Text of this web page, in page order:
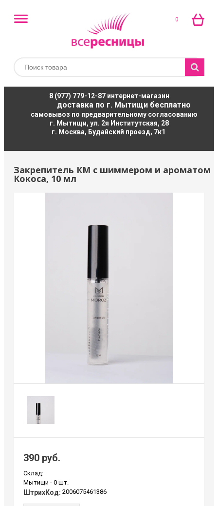
0
8 (977) 779-12-87интернет-магазин
доставка по г. Мытищи бесплатно
самовывоз по предварительному согласованию
г. Мытищи, ул. 2я Институтская, 28
г. Москва, Будайский проезд, 7к1
Закрепитель КМ с шиммером и ароматом
Кокоса, 10 мл
390 руб.
Склад:
Мытищи - 0 шт.
ШтрихКод: 2006075461386